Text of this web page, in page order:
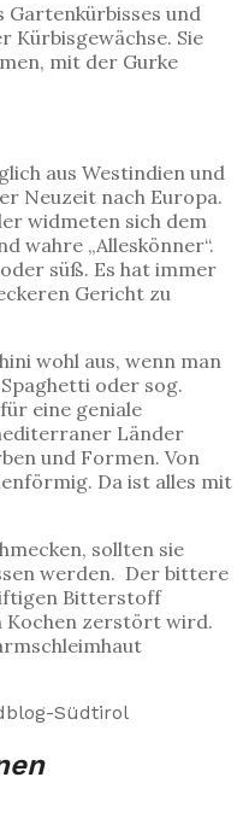
und
Kürbisgewächse. Sie
mit der Gurke
aus Westindien und
Neuzeit nach Europa.
widmeten sich dem
wahre „Alleskönner“.
süß. Es hat immer
Gericht zu
wohl aus, wenn man
oder sog.
eine geniale
Länder
und Formen. Von
Da ist alles mit
sollten sie
werden. Der bittere
Bitterstoff
Kochen zerstört wird.